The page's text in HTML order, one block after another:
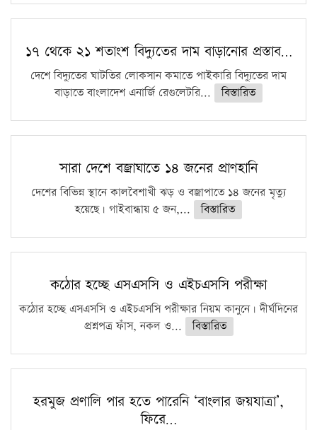
১৭ থেকে ২১ শতাংশ বিদ্যুতের দাম বাড়ানোর প্রস্তাব…
দেশে বিদ্যুতের ঘাটতির লোকসান কমাতে পাইকারি বিদ্যুতের দাম
বাড়াতে বাংলাদেশ এনার্জি রেগুলেটরি...
বিস্তারিত
সারা দেশে বজ্রাঘাতে ১৪ জনের প্রাণহানি
দেশের বিভিন্ন স্থানে কালবৈশাখী ঝড় ও বজ্রাপাতে ১৪ জনের মৃত্যু
হয়েছে। গাইবান্ধায় ৫ জন,...
বিস্তারিত
কঠোর হচ্ছে এসএসসি ও এইচএসসি পরীক্ষা
কঠোর হচ্ছে এসএসসি ও এইচএসসি পরীক্ষার নিয়ম কানুনে। দীর্ঘদিনের
প্রশ্নপত্র ফাঁস, নকল ও...
বিস্তারিত
হরমুজ প্রণালি পার হতে পারেনি ‘বাংলার জয়যাত্রা’,
ফিরে…